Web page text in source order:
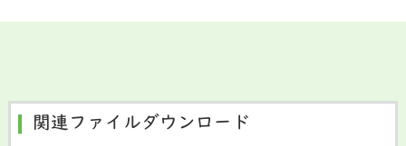
関連ファイルダウンロード